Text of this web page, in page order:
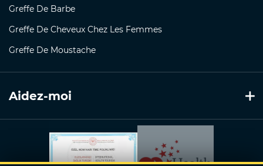
Greffe De Barbe
Greffe De Cheveux Chez Les Femmes
Greffe De Moustache
Aidez-moi